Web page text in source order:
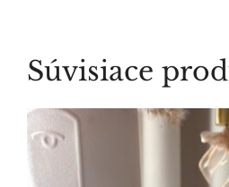
Súvisiace
Tento
produkt